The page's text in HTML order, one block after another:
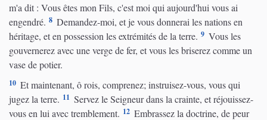
m'a dit : Vous êtes mon Fils, c'est moi qui aujourd'hui vous ai
engendré. 8 Demandez-moi, et je vous donnerai les nations en
héritage, et en possession les extrémités de la terre. 9 Vous les
gouvernerez avec une verge de fer, et vous les briserez comme un
vase de potier.
10 Et maintenant, ô rois, comprenez; instruisez-vous, vous qui
jugez la terre. 11 Servez le Seigneur dans la crainte, et réjouissez-
vous en lui avec tremblement. 12 Embrassez la doctrine, de peur